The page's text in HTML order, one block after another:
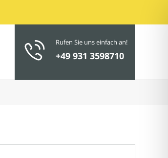
Rufen Sie uns einfach an!
+49 931 3598710